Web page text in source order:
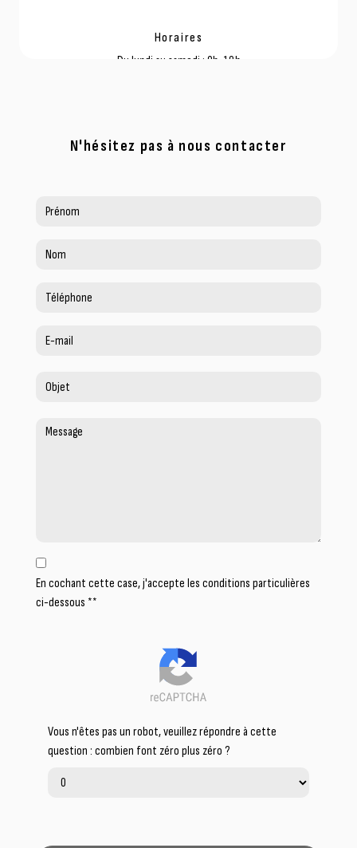
Horaires
Du lundi au samedi : 9h-18h
N'hésitez pas à nous contacter
En cochant cette case, j'accepte les conditions particulières
ci-dessous **
Vous n'êtes pas un robot, veuillez répondre à cette
question : combien font zéro plus zéro ?